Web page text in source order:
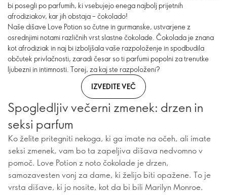
bi posegli po parfumih, ki vsebujejo enega najbolj prijetnih
afrodiziakov, kar jih obstaja – čokolado!
Naše dišave Love Potion so čutne in gurmanske, ustvarjene z
osrednjimi notami različnih vrst slastne čokolade. Čokolada je znana
kot afrodiziak in naj bi izboljšala vaše razpoloženje in spodbudila
občutek privlačnosti, zaradi česar so ti parfumi popolni za trenutke
ljubezni in intimnosti. Torej, za kaj ste razpoloženi?
IZVEDITE VEČ
Spogledljiv večerni zmenek: drzen in
seksi parfum ​
Ko želite pritegniti nekoga, ki ga imate na očeh, ali imate
seksi zmenek, vam bo ta zapeljiva dišava nedvomno v
pomoč. Love Potion z noto čokolade je drzen,
samozavesten vonj za dame, ki želijo biti opažene. To je
vrsta dišave, ki jo nosite, kot da bi bili Marilyn Monroe.